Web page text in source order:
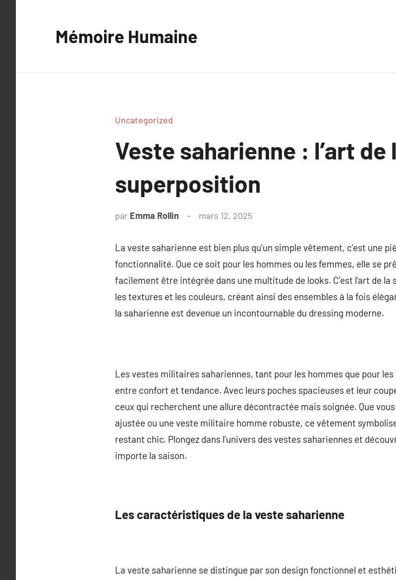
Mémoire Humaine
Uncategorized
Veste saharienne : l’art de
superposition
par Emma Rollin mars 12, 2025
La veste saharienne est bien plus qu’un simple vêtement, c’est une
fonctionnalité. Que ce soit pour les hommes ou les femmes, elle se
facilement être intégrée dans une multitude de looks. C’est l’art de
les textures et les couleurs, créant ainsi des ensembles à la fois
la saharienne est devenue un incontournable du dressing moderne.
Les vestes militaires sahariennes, tant pour les hommes que pour
entre confort et tendance. Avec leurs poches spacieuses et leur
ceux qui recherchent une allure décontractée mais soignée. Que
ajustée ou une veste militaire homme robuste, ce vêtement
restant chic. Plongez dans l’univers des vestes sahariennes et
importe la saison.
Les caractéristiques de la veste saharienne
La veste saharienne se distingue par son design fonctionnel et